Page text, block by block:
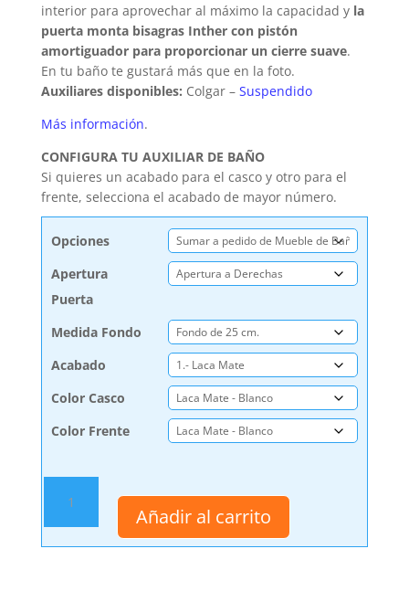
interior para aprovechar al máximo la capacidad y la
puerta monta bisagras Inther con pistón
amortiguador para proporcionar un cierre suave.
En tu baño te gustará más que en la foto.
Auxiliares disponibles: Colgar – Suspendido
Más información.
CONFIGURA TU AUXILIAR DE BAÑO
Si quieres un acabado para el casco y otro para el
frente, selecciona el acabado de mayor número.
Opciones
Apertura
Puerta
Medida Fondo
Acabado
Color Casco
Color Frente
Auxiliar
Baño
Colgar
Añadir al carrito